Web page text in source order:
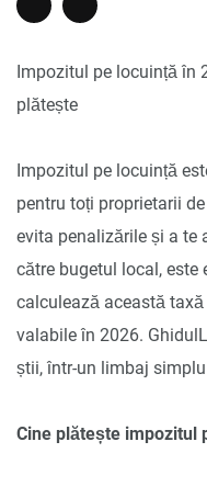
Impozitul pe locuință în
plătește
Impozitul pe locuință
pentru toți proprietarii
evita penalizările și a te
către bugetul local, este
calculează această
valabile în 2026.
știi, într-un limbaj
Cine plătește impozitul